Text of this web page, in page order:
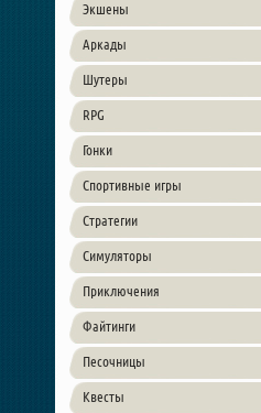
Экшены
Аркады
Шутеры
RPG
Гонки
Спортивные игры
Стратегии
Симуляторы
Приключения
Файтинги
Песочницы
Квесты